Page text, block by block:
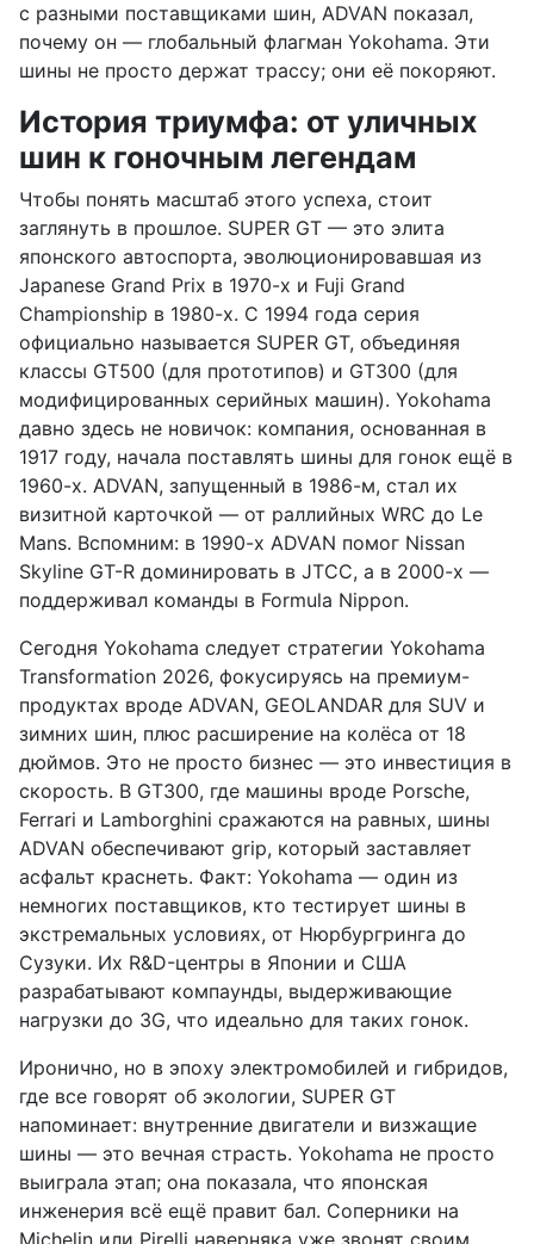
с разными поставщиками шин, ADVAN показал,
почему он — глобальный флагман Yokohama. Эти
шины не просто держат трассу; они её покоряют.
История триумфа: от уличных
шин к гоночным легендам
Чтобы понять масштаб этого успеха, стоит
заглянуть в прошлое. SUPER GT — это элита
японского автоспорта, эволюционировавшая из
Japanese Grand Prix в 1970-х и Fuji Grand
Championship в 1980-х. С 1994 года серия
официально называется SUPER GT, объединяя
классы GT500 (для прототипов) и GT300 (для
модифицированных серийных машин). Yokohama
давно здесь не новичок: компания, основанная в
1917 году, начала поставлять шины для гонок ещё в
1960-х. ADVAN, запущенный в 1986-м, стал их
визитной карточкой — от раллийных WRC до Le
Mans. Вспомним: в 1990-х ADVAN помог Nissan
Skyline GT-R доминировать в JTCC, а в 2000-х —
поддерживал команды в Formula Nippon.
Сегодня Yokohama следует стратегии Yokohama
Transformation 2026, фокусируясь на премиум-
продуктах вроде ADVAN, GEOLANDAR для SUV и
зимних шин, плюс расширение на колёса от 18
дюймов. Это не просто бизнес — это инвестиция в
скорость. В GT300, где машины вроде Porsche,
Ferrari и Lamborghini сражаются на равных, шины
ADVAN обеспечивают grip, который заставляет
асфальт краснеть. Факт: Yokohama — один из
немногих поставщиков, кто тестирует шины в
экстремальных условиях, от Нюрбургринга до
Сузуки. Их R&D-центры в Японии и США
разрабатывают компаунды, выдерживающие
нагрузки до 3G, что идеально для таких гонок.
Иронично, но в эпоху электромобилей и гибридов,
где все говорят об экологии, SUPER GT
напоминает: внутренние двигатели и визжащие
шины — это вечная страсть. Yokohama не просто
выиграла этап; она показала, что японская
инженерия всё ещё правит бал. Соперники на